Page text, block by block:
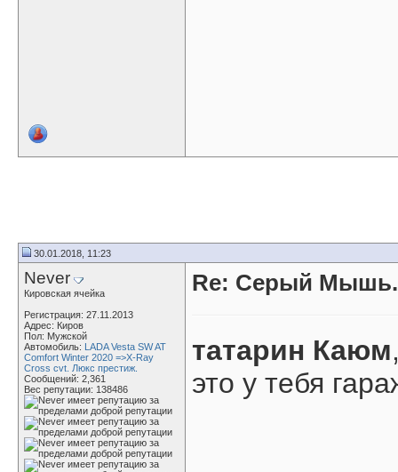
30.01.2018, 11:23
Never
Кировская ячейка
Регистрация: 27.11.2013
Адрес: Киров
Пол: Мужской
Автомобиль: LADA Vesta SW AT
Comfort Winter 2020 =>X-Ray
Cross cvt. Люкс престиж.
Сообщений: 2,361
Вес репутации: 138486
Re: Серый Мышь.
татарин Каюм
это у тебя